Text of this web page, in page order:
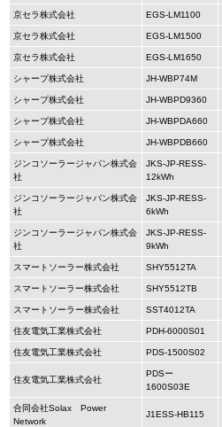
京セラ株式会社 EGS-LM1100
京セラ株式会社 EGS-LM1500
京セラ株式会社 EGS-LM1650
シャープ株式会社 JH-WBP74M
シャープ株式会社 JH-WBPD9360
シャープ株式会社 JH-WBPDA660
シャープ株式会社 JH-WBPDB660
ジンコソーラージャパン株式会
社
JKS-JP-RESS-
12kWh
ジンコソーラージャパン株式会
社
JKS-JP-RESS-
6kWh
ジンコソーラージャパン株式会
社
JKS-JP-RESS-
9kWh
スマートソーラー株式会社 SHY5512TA
スマートソーラー株式会社 SHY5512TB
スマートソーラー株式会社 SST4012TA
住友電気工業株式会社 PDH-6000S01
住友電気工業株式会社 PDS-1500S02
住友電気工業株式会社
PDSー
1600S03E
合同会社Solax Power
Network
J1ESS-HB115